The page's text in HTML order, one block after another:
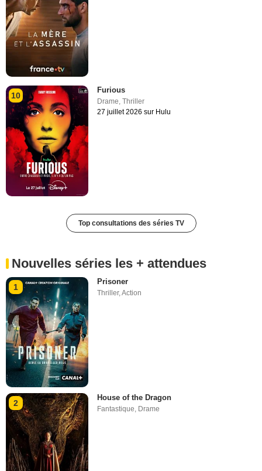
10
Furious
Drame,Thriller
27 juillet 2026 sur Hulu
Top consultations des séries TV
Nouvelles séries les + attendues
1
Prisoner
Thriller,Action
2
House of the Dragon
Fantastique, Drame